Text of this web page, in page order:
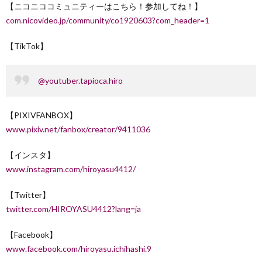
【ニコニココミュニティーはこちら！参加してね！】
com.nicovideo.jp/community/co1920603?com_header=1
【TikTok】
@youtuber.tapioca.hiro
【PIXIVFANBOX】
www.pixiv.net/fanbox/creator/9411036
【インスタ】
www.instagram.com/hiroyasu4412/
【Twitter】
twitter.com/HIROYASU4412?lang=ja
【Facebook】
www.facebook.com/hiroyasu.ichihashi.9